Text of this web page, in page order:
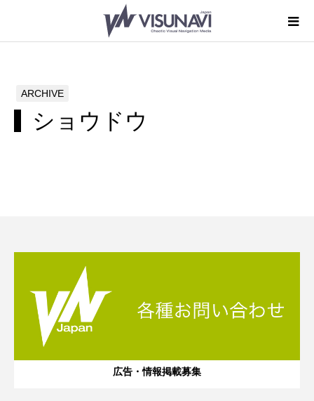
ショウドウ
ARCHIVE
広告・情報掲載募集